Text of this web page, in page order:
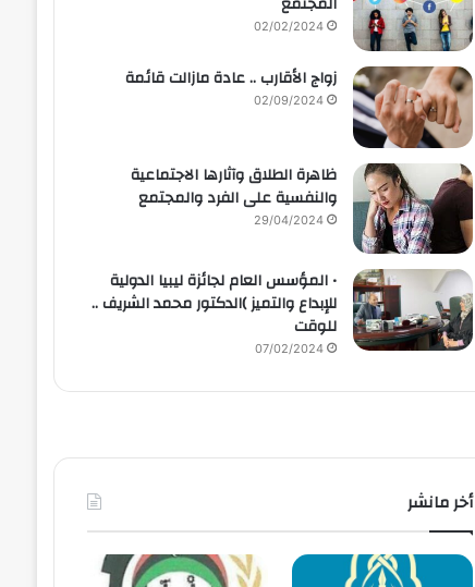
02/02/2024
زواج الأقارب .. عادة مازالت قائمة
02/09/2024
ظاهرة الطلاق وآثارها الاجتماعية
والنفسية على الفرد والمجتمع
29/04/2024
• المؤسس العام لجائزة ليبيا الدولية
للإبداع والتميز )الدكتور محمد الشريف ..
للوقت
07/02/2024
أخر مانشر